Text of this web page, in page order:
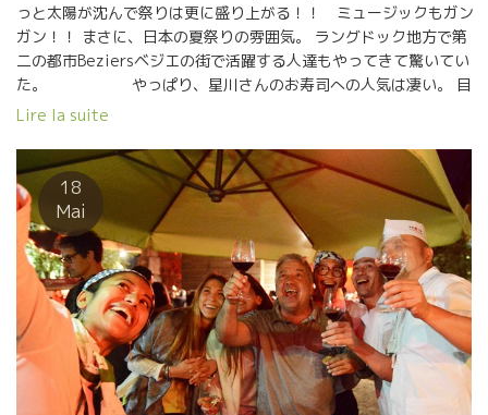
っと太陽が沈んで祭りは更に盛り上がる！！ ミュージックもガン
ガン！！ まさに、日本の夏祭りの雰囲気。 ラングドック地方で第
二の都市Beziersベジエの街で活躍する人達もやってきて驚いてい
た。 やっぱり、星川さんのお寿司への人気は凄い。 目
の前でドンドン握られていく手捌きに見とれるフランス人。
焼き鳥のこの魔法の煙の香りには誰も抵抗できない。
色んなもののブレンドで絶妙な和の味覚バランス
Lire la suite
18
Mai